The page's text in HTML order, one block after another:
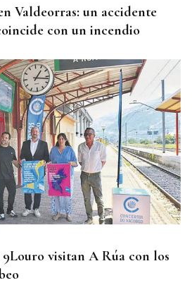
Valdeorras: un accidente
con un incendio
visitan A Rúa con los